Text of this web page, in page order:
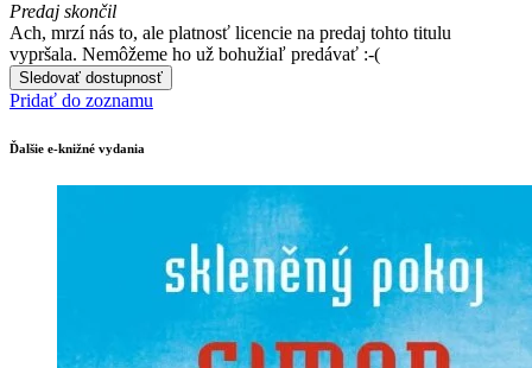
Predaj skončil
Ach, mrzí nás to, ale platnosť licencie na predaj tohto titulu
vypršala. Nemôžeme ho už bohužiaľ predávať :-(
Sledovať dostupnosť
Pridať do zoznamu
Ďalšie e-knižné vydania